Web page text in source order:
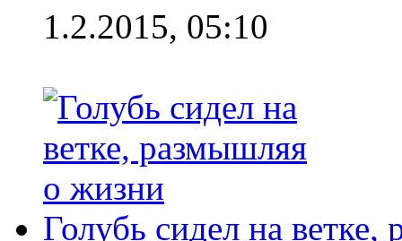
1.2.2015, 05:10
Голубь сидел на